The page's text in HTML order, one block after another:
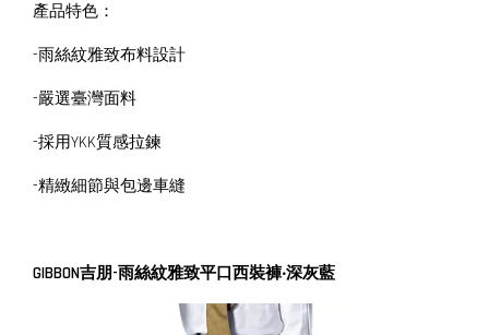
產品特色：
-雨絲紋雅致布料設計
-嚴選臺灣面料
-採用YKK質感拉鍊
-精緻細節與包邊車縫
GIBBON吉朋-雨絲紋雅致平口西裝褲‧深灰藍